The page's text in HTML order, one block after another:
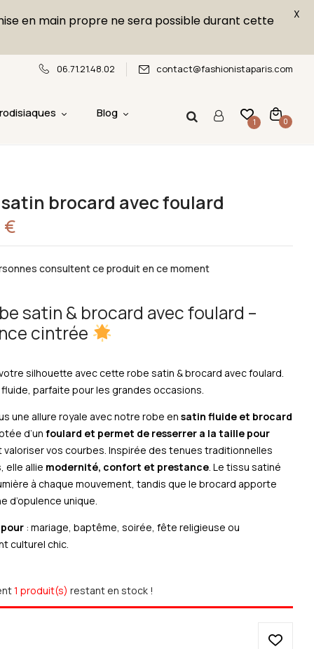
06.71.21.48.02 contact@fashionistaparis.com
Blog
1 0
satin brocard avec foulard
€
consultent ce produit en ce moment
satin & brocard avec foulard –
cintrée
silhouette avec cette robe satin & brocard avec foulard.
parfaite pour les grandes occasions.
une allure royale avec notre robe ensatin fluide et brocard
d’unfoulard et permet de resserrer a la taille pour
valoriser vos courbes. Inspirée des tenues traditionnelles
elle allie modernité, confort et prestance. Le tissu satiné
à chaque mouvement, tandis que le brocard apporte
d’opulence unique.
: mariage, baptême, soirée, fête religieuse ou
culturel chic.
1 produit(s) restant en stock !
en main propre ne sera possible durant cette
X